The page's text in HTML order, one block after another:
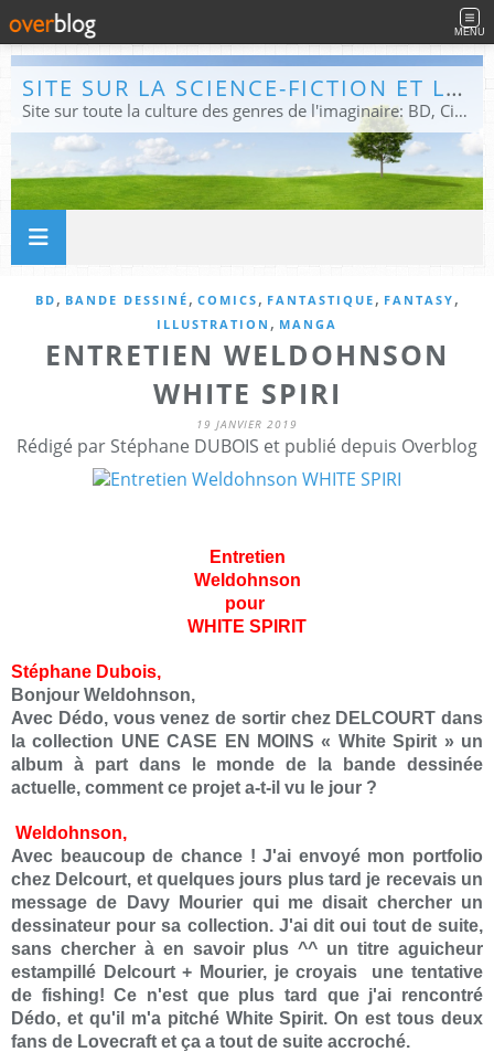
MENU
SITE SUR LA SCIENCE-FICTION ET LE FANTASTIQUE
Site sur toute la culture des genres de l'imaginaire: BD, Cinéma, Livre, Jeux, Théâtre. Présent dans les principaux festivals de film fantastique e de science-fiction, salons et conventions.
BD , BANDE DESSINÉ , COMICS , FANTASTIQUE , FANTASY ,
ILLUSTRATION , MANGA
ENTRETIEN WELDOHNSON
WHITE SPIRI
19 JANVIER 2019
Rédigé par Stéphane DUBOIS et publié depuis Overblog
Entretien
Weldohnson
pour
WHITE SPIRIT
Stéphane Dubois,
Bonjour Weldohnson,
Avec Dédo, vous venez de sortir chez DELCOURT dans
la collection UNE CASE EN MOINS « White Spirit » un
album à part dans le monde de la bande dessinée
actuelle, comment ce projet a-t-il vu le jour ?
Weldohnson,
Avec beaucoup de chance ! J'ai envoyé mon portfolio
chez Delcourt, et quelques jours plus tard je recevais un
message de Davy Mourier qui me disait chercher un
dessinateur pour sa collection. J'ai dit oui tout de suite,
sans chercher à en savoir plus ^^ un titre aguicheur
estampillé Delcourt + Mourier, je croyais une tentative
de fishing! Ce n'est que plus tard que j'ai rencontré
Dédo, et qu'il m'a pitché White Spirit. On est tous deux
fans de Lovecraft et ça a tout de suite accroché.